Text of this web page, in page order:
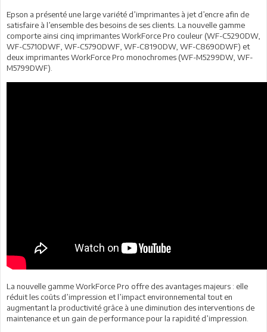
Epson a présenté une large variété d’imprimantes à jet d’encre afin de
satisfaire à l’ensemble des besoins de ses clients. La nouvelle gamme
comporte ainsi cinq imprimantes WorkForce Pro couleur (WF-C5290DW,
WF-C5710DWF, WF-C5790DWF, WF-C8190DW, WF-C8690DWF) et
deux imprimantes WorkForce Pro monochromes (WF-M5299DW, WF-
M5799DWF).
La nouvelle gamme WorkForce Pro offre des avantages majeurs : elle
réduit les coûts d’impression et l’impact environnemental tout en
augmentant la productivité grâce à une diminution des interventions de
maintenance et un gain de performance pour la rapidité d’impression.